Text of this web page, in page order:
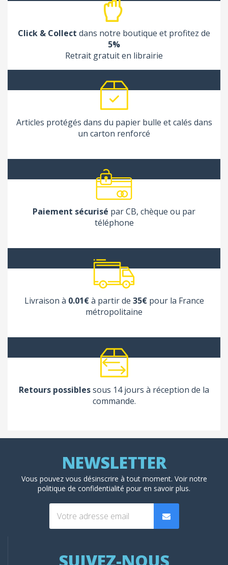
Click & Collect dans notre boutique et profitez de
5%
Retrait gratuit en librairie
Articles protégés dans du papier bulle et calés dans
un carton renforcé
Paiement sécurisé par CB, chèque ou par
téléphone
Livraison à 0.01€à partir de 35€pour la France
métropolitaine
Retours possiblessous 14 jours à réception de la
commande.
Vous pouvez vous désinscrire à tout moment. Voir notre
politique de confidentialité pour en savoir plus.
SUIVEZ-NOUS